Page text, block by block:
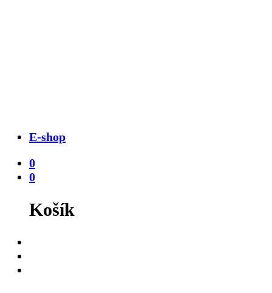
E-shop
0
0
Košík